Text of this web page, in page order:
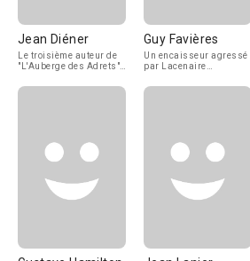
Jean Diéner
Le troisième auteur de
"L'Auberge des Adrets"
Guy Favières
Un encaisseur agressé
par Lacenaire